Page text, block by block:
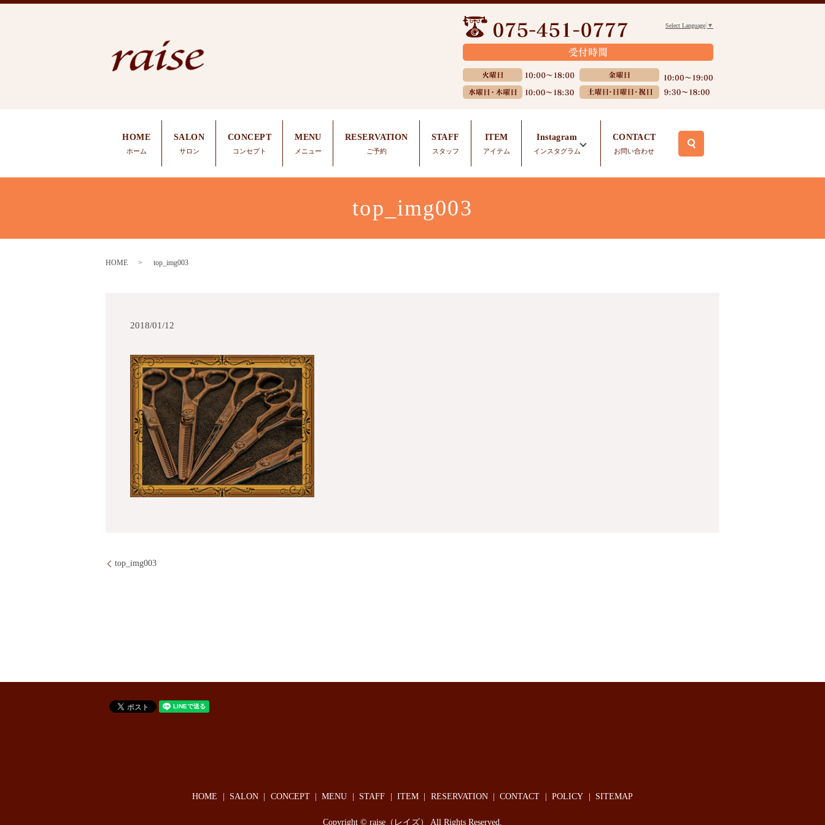
Select Language ▼
HOME
ホーム
SALON
サロン
CONCEPT
コンセプト
MENU
メニュー
RESERVATION
ご予約
STAFF
スタッフ
ITEM
アイテム
Instagram
インスタグラム
CONTACT
お問い合わせ
top_img003
HOME top_img003
2018/01/12
top_img003
HOME SALON CONCEPT MENU STAFF ITEM RESERVATION CONTACT POLICY SITEMAP
Copyright © raise（レイズ） All Rights Reserved.